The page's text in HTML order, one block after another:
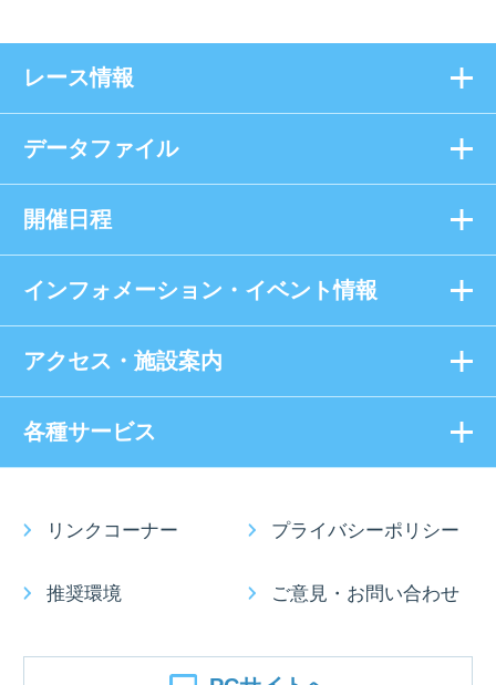
レース情報
データファイル
開催日程
インフォメーション・イベント情報
アクセス・施設案内
各種サービス
リンクコーナー プライバシーポリシー
推奨環境 ご意見・お問い合わせ